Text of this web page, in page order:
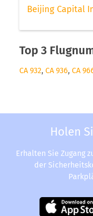
Beijing Capital
Top 3
CA 932, CA 936, CA
Holen
Erhalten Sie Zugang
der